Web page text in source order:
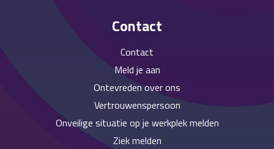
Contact
Contact
Meld je aan
Ontevreden over ons
Vertrouwenspersoon
Onveilige situatie op je werkplek melden
Ziek melden